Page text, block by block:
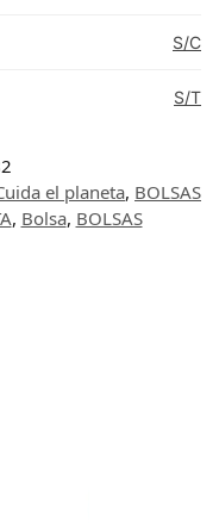
S/C
S/T
el planeta, BOLSAS
, Bolsa, BOLSAS